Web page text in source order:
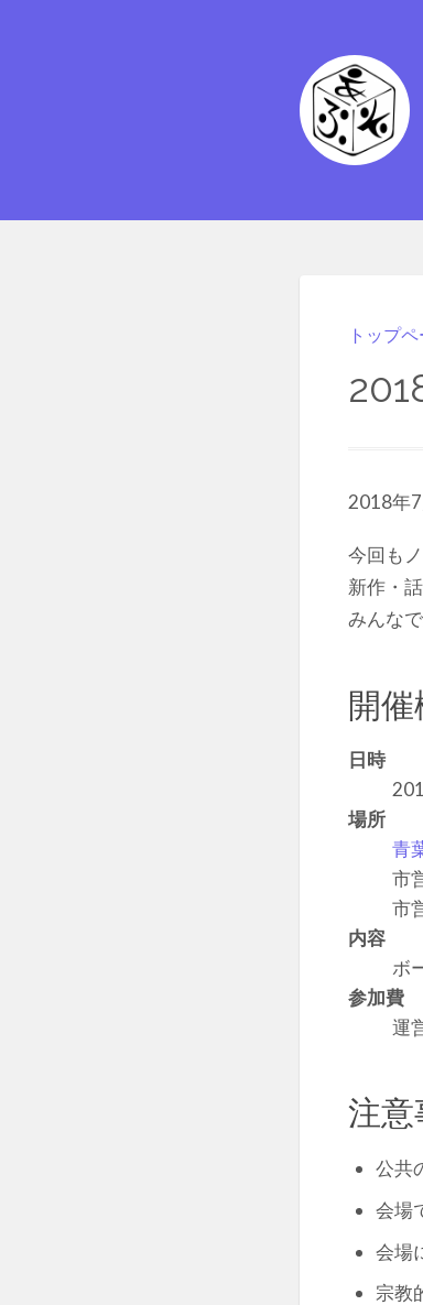
トップ
2018年
今回も
新作・
みんな
開催
日時
場所
青
市
市
内容
ボ
参加費
運
注意
公共
会場
会場
宗教